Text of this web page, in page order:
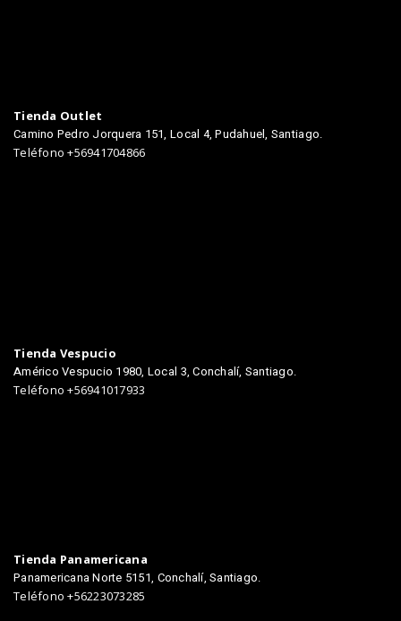
Tienda Outlet
Camino Pedro Jorquera 151, Local 4, Pudahuel, Santiago.
Teléfono +56941704866
Tienda Vespucio
Américo Vespucio 1980, Local 3, Conchalí, Santiago.
Teléfono +56941017933
Tienda Panamericana
Panamericana Norte 5151, Conchalí, Santiago.
Teléfono +56223073285